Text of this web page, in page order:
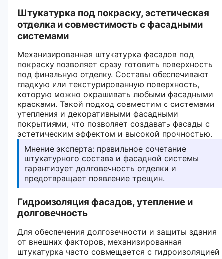
Штукатурка под покраску, эстетическая
отделка и совместимость с фасадными
системами
Механизированная штукатурка фасадов под
покраску позволяет сразу готовить поверхность
под финальную отделку. Составы обеспечивают
гладкую или текстурированную поверхность,
которую можно окрашивать любыми фасадными
красками. Такой подход совместим с системами
утепления и декоративными фасадными
покрытиями, что позволяет создавать фасады с
эстетическим эффектом и высокой прочностью.
Мнение эксперта: правильное сочетание
штукатурного состава и фасадной системы
гарантирует долговечность отделки и
предотвращает появление трещин.
Гидроизоляция фасадов, утепление и
долговечность
Для обеспечения долговечности и защиты здания
от внешних факторов, механизированная
штукатурка часто совмещается с гидроизоляцией